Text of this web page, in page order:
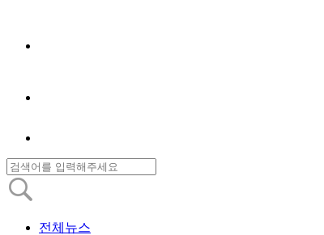
전체뉴스